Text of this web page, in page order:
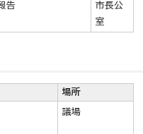
告
市長公
室
場所
議場